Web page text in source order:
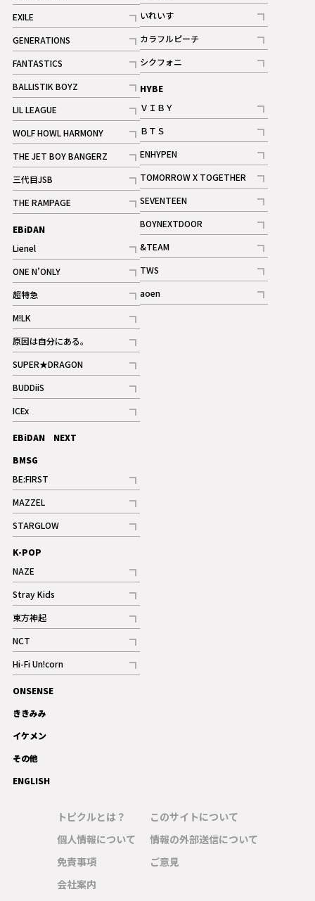
記事
EXILE
記事
GENERATIONS
記事
FANTASTICS
記事
BALLISTIK BOYZ
記事
LIL LEAGUE
記事
WOLF HOWL HARMONY
記事
THE JET BOY BANGERZ
記事
三代目JSB
記事
THE RAMPAGE
記事
ギャラリー
EBiDAN
Lienel
記事
ONE N’ONLY
記事
超特急
記事
M!LK
記事
原因は自分にある。
記事
SUPER★DRAGON
記事
BUDDiiS
記事
ICEx
記事
EBiDAN NEXT
BMSG
BE:FIRST
記事
ギャラリー
MAZZEL
記事
ギャラリー
STARGLOW
記事
記事
ギャラリー
いれいす
記事
ギャラリー
カラフルピーチ
記事
シクフォニ
記事
HYBE
ＶＩＢＹ
記事
ＢＴＳ
記事
ENHYPEN
記事
TOMORROW X TOGETHER
記事
ギャラリー
SEVENTEEN
記事
BOYNEXTDOOR
記事
&TEAM
記事
TWS
記事
aoen
記事
K-POP
NAZE
記事
Stray Kids
記事
東方神起
記事
NCT
記事
Hi-Fi Un!corn
記事
ギャラリー
ONSENSE
ききみみ
イケメン
その他
ENGLISH
トピクルとは？
個人情報について
免責事項
会社案内
このサイトについて
情報の外部送信について
ご意見